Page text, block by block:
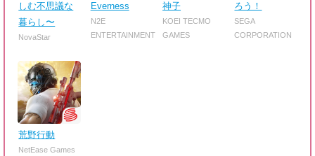
しむ不思議な
暮らし〜
NovaStar
Everness
N2E
ENTERTAINMENT
神子
KOEI TECMO
GAMES
ろう！
SEGA
CORPORATION
荒野行動
NetEase Games